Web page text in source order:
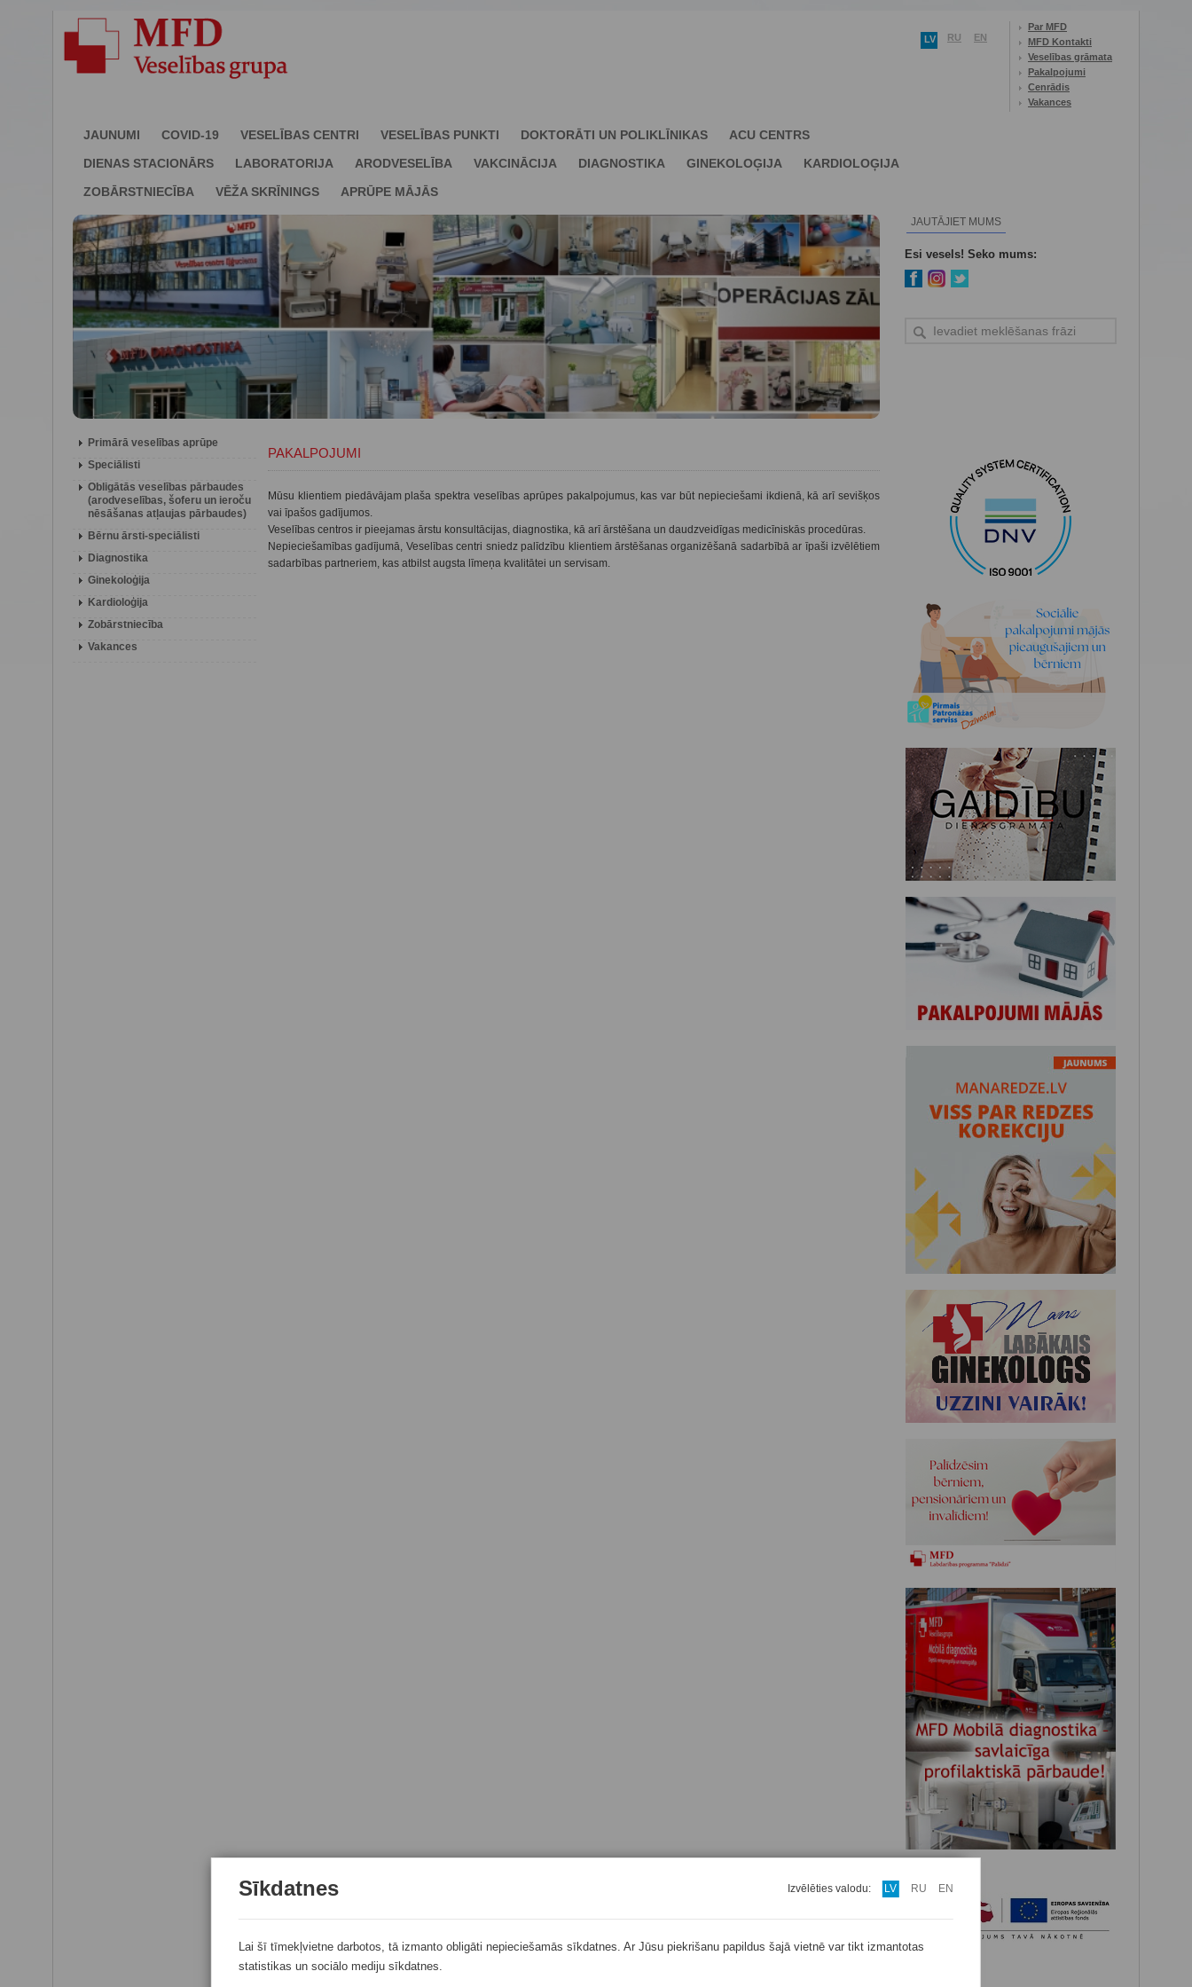
LV RU EN
Par MFD
MFD Kontakti
Veselības grāmata
Pakalpojumi
Cenrādis
Vakances
JAUNUMI COVID-19 VESELĪBAS CENTRI VESELĪBAS PUNKTI DOKTORĀTI UN POLIKLĪNIKAS
ACU CENTRS
DIENAS STACIONĀRS
LABORATORIJA ARODVESELĪBA VAKCINĀCIJA DIAGNOSTIKA GINEKOLOĢIJA
KARDIOLOĢIJA
ZOBĀRSTNIECĪBA
VĒŽA SKRĪNINGS APRŪPE MĀJĀS
JAUTĀJIET MUMS
Esi vesels! Seko mums:
Primārā veselības aprūpe
Speciālisti
Obligātās veselības pārbaudes
(arodveselības, šoferu un ieroču
nēsāšanas atļaujas pārbaudes)
Bērnu ārsti-speciālisti
Diagnostika
Ginekoloģija
Kardioloģija
Zobārstniecība
Vakances
PAKALPOJUMI
Mūsu klientiem piedāvājam plaša spektra veselības aprūpes pakalpojumus, kas var būt nepieciešami ikdienā, kā arī sevišķos
vai īpašos gadījumos.
Veselības centros ir pieejamas ārstu konsultācijas, diagnostika, kā arī ārstēšana un daudzveidīgas medicīniskās procedūras.
Nepieciešamības gadījumā, Veselības centri sniedz palīdzību klientiem ārstēšanas organizēšanā sadarbībā ar īpaši izvēlētiem
sadarbības partneriem, kas atbilst augsta līmeņa kvalitātei un servisam.
Sīkdatnes Izvēlēties valodu: LV RU EN
Lai šī tīmekļvietne darbotos, tā izmanto obligāti nepieciešamās sīkdatnes. Ar Jūsu piekrišanu papildus šajā vietnē var tikt izmantotas
statistikas un sociālo mediju sīkdatnes.